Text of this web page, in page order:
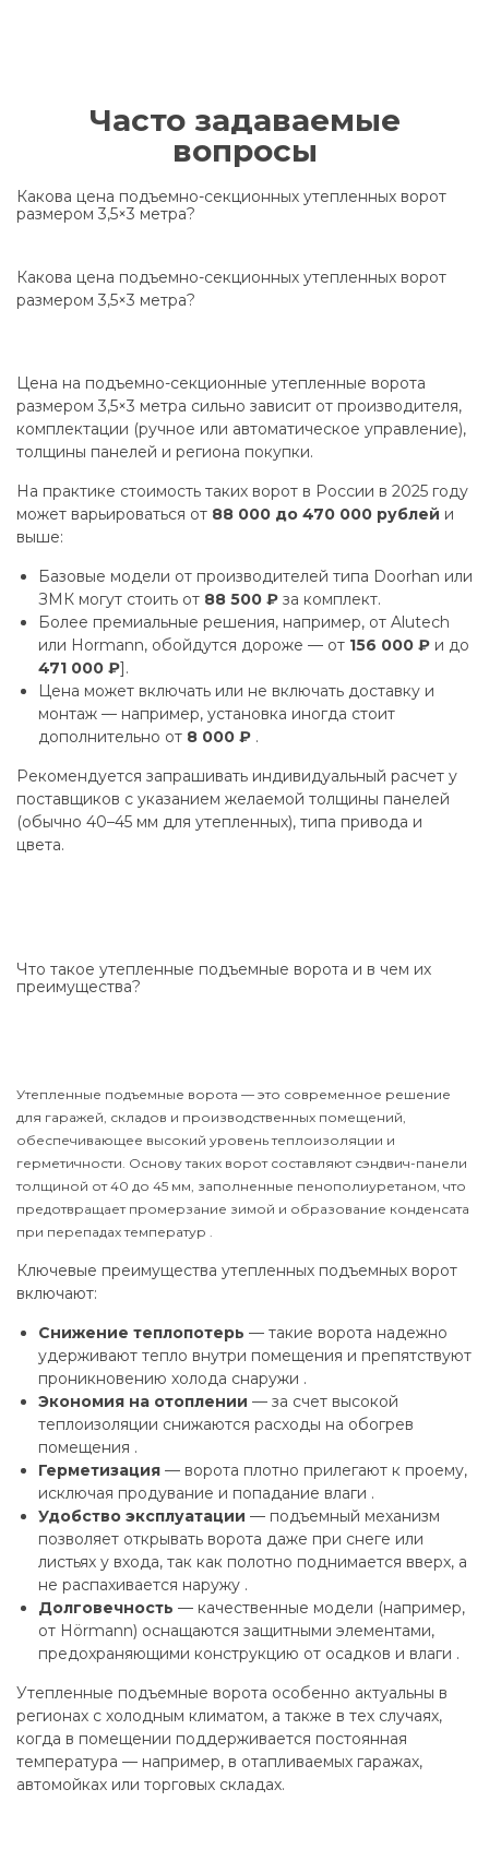
Часто задаваемые
вопросы
Какова цена подъемно-секционных утепленных ворот
размером 3,5×3 метра?
Какова цена подъемно-секционных утепленных ворот
размером 3,5×3 метра?
Цена на подъемно-секционные утепленные ворота
размером 3,5×3 метра сильно зависит от производителя,
комплектации (ручное или автоматическое управление),
толщины панелей и региона покупки.
На практике стоимость таких ворот в России в 2025 году
может варьироваться от 88 000 до 470 000 рублей и
выше:
Базовые модели от производителей типа Doorhan или
ЗМК могут стоить от 88 500 ₽ за комплект.
Более премиальные решения, например, от Alutech
или Hormann, обойдутся дороже — от 156 000 ₽ и до
471 000 ₽].
Цена может включать или не включать доставку и
монтаж — например, установка иногда стоит
дополнительно от 8 000 ₽ .
Рекомендуется запрашивать индивидуальный расчет у
поставщиков с указанием желаемой толщины панелей
(обычно 40–45 мм для утепленных), типа привода и
цвета.
Что такое утепленные подъемные ворота и в чем их
преимущества?
Утепленные подъемные ворота — это современное решение
для гаражей, складов и производственных помещений,
обеспечивающее высокий уровень теплоизоляции и
герметичности. Основу таких ворот составляют сэндвич-панели
толщиной от 40 до 45 мм, заполненные пенополиуретаном, что
предотвращает промерзание зимой и образование конденсата
при перепадах температур .
Ключевые преимущества утепленных подъемных ворот
включают:
Снижение теплопотерь — такие ворота надежно
удерживают тепло внутри помещения и препятствуют
проникновению холода снаружи .
Экономия на отоплении — за счет высокой
теплоизоляции снижаются расходы на обогрев
помещения .
Герметизация — ворота плотно прилегают к проему,
исключая продувание и попадание влаги .
Удобство эксплуатации — подъемный механизм
позволяет открывать ворота даже при снеге или
листьях у входа, так как полотно поднимается вверх, а
не распахивается наружу .
Долговечность — качественные модели (например,
от Hörmann) оснащаются защитными элементами,
предохраняющими конструкцию от осадков и влаги .
Утепленные подъемные ворота особенно актуальны в
регионах с холодным климатом, а также в тех случаях,
когда в помещении поддерживается постоянная
температура — например, в отапливаемых гаражах,
автомойках или торговых складах.